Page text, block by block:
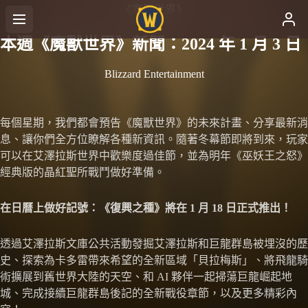
《魔獸世界》
本週《魔獸世界》新聞：2024 年 1 月 3 日
Blizzard Entertainment
每個星期，我們都會預告《魔獸世界》的未來計畫、分享最新消
息、讓你們全方位瞭解各種新資訊。隨著冬幕節即將到來，玩家
可以在艾澤拉斯世界中歡樂度過佳節，並為明年《巫妖王之怒》
經典版的晶紅聖所戰鬥做好準備。
在日曆上做好記號：《復興之種》將在 1 月 18 日正式推出！
透過艾澤拉斯文庫公共活動發掘艾澤拉斯和巨龍群島被埋沒的歷
史、探索為卡多雷帶來希望的全新區域「貝拉梅斯」、將飛龍騎
術擴展到舊世界大陸的天空、和 AI 夥伴一起掃蕩巨龍崛起地
城、完成接續巨龍群島後記的全新戰役章節，以及更多精彩內